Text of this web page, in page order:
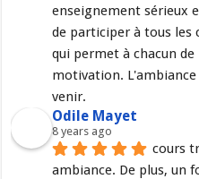
enseignement sérieux
de participer à tous les
qui permet à chacun
motivation.
venir.
Odile Mayet
8 years ago
cours
ambiance. De plus, un